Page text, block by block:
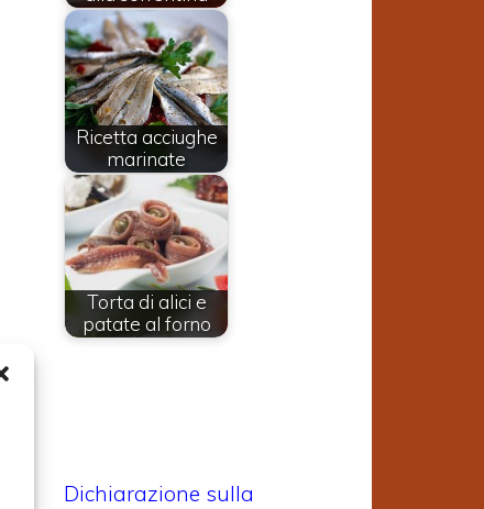
Ricetta acciughe
marinate
Torta di alici e
patate al forno
Dichiarazione sulla